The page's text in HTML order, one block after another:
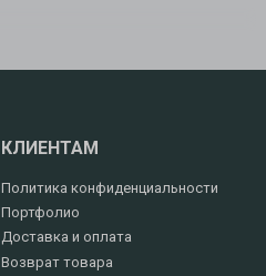
КЛИЕНТАМ
Политика конфиденциальности
Портфолио
Доставка и оплата
Возврат товара